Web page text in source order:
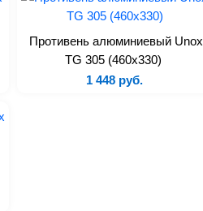
Противень алюминиевый Unox
TG 305 (460х330)
1 448 руб.